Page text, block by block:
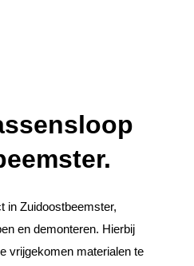
in Zuidoostbeemster,
en demonteren. Hierbij
vrijgekomen materialen te